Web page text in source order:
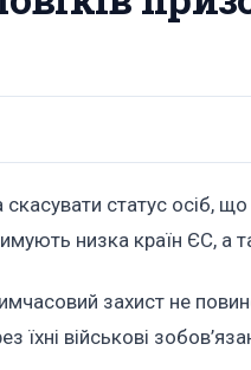
статус осіб,
низка країн ЄС, а
захист не
військові